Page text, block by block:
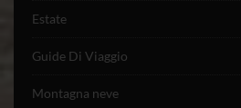
Estate
Guide Di Viaggio
Montagna neve